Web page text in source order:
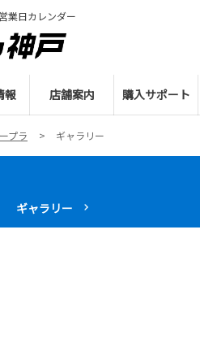
報 店舗案内 購入サポート
営業日カレンダー
プラ ギャラリー
ギャラリー